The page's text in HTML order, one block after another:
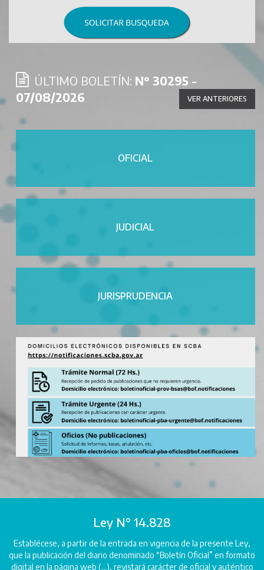
ÚLTIMO BOLETÍN: N° 30295 -
07/08/2026
VER ANTERIORES
OFICIAL
JUDICIAL
JURISPRUDENCIA
Ley N° 14.828
Establécese, a partir de la entrada en vigencia de la presente Ley,
que la publicación del diario denominado “Boletín Oficial” en formato
digital en la página web (...), revistará carácter de oficial y auténtico